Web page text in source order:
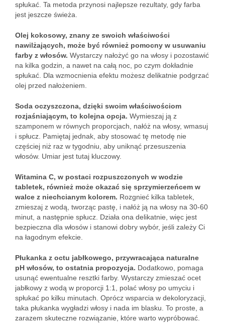
spłukać. Ta metoda przynosi najlepsze rezultaty, gdy farba
jest jeszcze świeża.
Olej kokosowy, znany ze swoich właściwości
nawilżających, może być również pomocny w usuwaniu
farby z włosów. Wystarczy nałożyć go na włosy i pozostawić
na kilka godzin, a nawet na całą noc, po czym dokładnie
spłukać. Dla wzmocnienia efektu możesz delikatnie podgrzać
olej przed nałożeniem.
Soda oczyszczona, dzięki swoim właściwościom
rozjaśniającym, to kolejna opcja. Wymieszaj ją z
szamponem w równych proporcjach, nałóż na włosy, wmasuj
i spłucz. Pamiętaj jednak, aby stosować tę metodę nie
częściej niż raz w tygodniu, aby uniknąć przesuszenia
włosów. Umiar jest tutaj kluczowy.
Witamina C, w postaci rozpuszczonych w wodzie
tabletek, również może okazać się sprzymierzeńcem w
walce z niechcianym kolorem. Rozgnieć kilka tabletek,
zmieszaj z wodą, tworząc pastę, i nałóż ją na włosy na 30-60
minut, a następnie spłucz. Działa ona delikatnie, więc jest
bezpieczna dla włosów i stanowi dobry wybór, jeśli zależy Ci
na łagodnym efekcie.
Płukanka z octu jabłkowego, przywracająca naturalne
pH włosów, to ostatnia propozycja. Dodatkowo, pomaga
usunąć ewentualne resztki farby. Wystarczy zmieszać ocet
jabłkowy z wodą w proporcji 1:1, polać włosy po umyciu i
spłukać po kilku minutach. Oprócz wsparcia w dekoloryzacji,
taka płukanka wygładzi włosy i nada im blasku. To proste, a
zarazem skuteczne rozwiązanie, które warto wypróbować.